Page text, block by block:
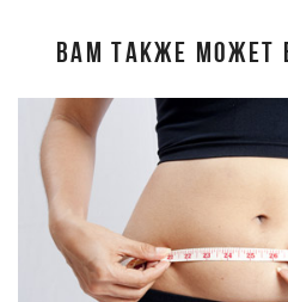
ВАМ ТАКЖЕ МОЖЕТ